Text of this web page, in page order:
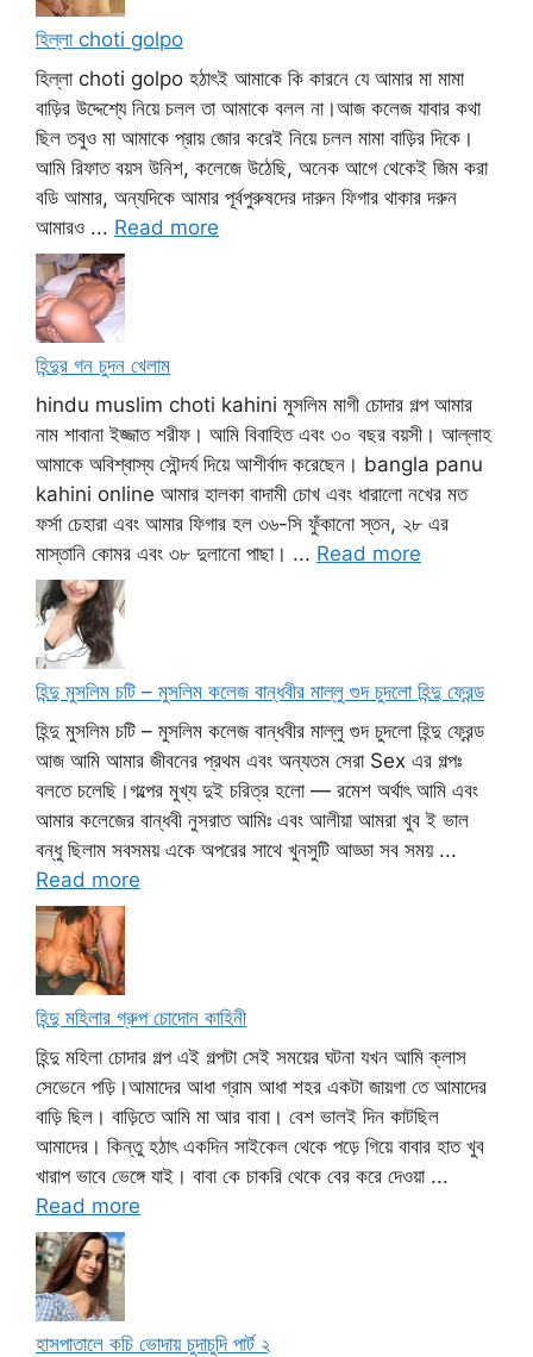
হিল্লা choti golpo
হিল্লা choti golpo হঠাৎই আমাকে কি কারনে যে আমার মা মামা
বাড়ির উদ্দেশ্যে নিয়ে চলল তা আমাকে বলল না।আজ কলেজ যাবার কথা
ছিল তবুও মা আমাকে প্রায় জোর করেই নিয়ে চলল মামা বাড়ির দিকে।
আমি রিফাত বয়স উনিশ, কলেজে উঠেছি, অনেক আগে থেকেই জিম করা
বডি আমার, অন্যদিকে আমার পূর্বপুরুষদের দারুন ফিগার থাকার দরুন
আমারও ... Read more
হিন্দুর গন চুদন খেলাম
hindu muslim choti kahini মুসলিম মাগী চোদার গল্প আমার
নাম শাবানা ইজ্জাত শরীফ। আমি বিবাহিত এবং ৩০ বছর বয়সী। আল্লাহ
আমাকে অবিশ্বাস্য সৌন্দর্য দিয়ে আশীর্বাদ করেছেন। bangla panu
kahini online আমার হালকা বাদামী চোখ এবং ধারালো নখের মত
ফর্সা চেহারা এবং আমার ফিগার হল ৩৬-সি ফুঁকানো স্তন, ২৮ এর
মাস্তানি কোমর এবং ৩৮ দুলানো পাছা। ... Read more
হিন্দু মুসলিম চটি – মুসলিম কলেজ বান্ধবীর মাল্লু গুদ চুদলো হিন্দু ফ্রেন্ড
হিন্দু মুসলিম চটি – মুসলিম কলেজ বান্ধবীর মাল্লু গুদ চুদলো হিন্দু ফ্রেন্ড
আজ আমি আমার জীবনের প্রথম এবং অন্যতম সেরা Sex এর গল্পঃ
বলতে চলেছি।গল্পের মুখ্য দুই চরিত্র হলো — রমেশ অর্থাৎ আমি এবং
আমার কলেজের বান্ধবী নুসরাত আমিঃ এবং আলীয়া আমরা খুব ই ভাল
বন্ধু ছিলাম সবসময় একে অপরের সাথে খুনসুটি আড্ডা সব সময় ...
Read more
হিন্দু মহিলার গ্রুপ চোদোন কাহিনী
হিন্দু মহিলা চোদার গল্প এই গল্পটা সেই সময়ের ঘটনা যখন আমি ক্লাস
সেভেনে পড়ি।আমাদের আধা গ্রাম আধা শহর একটা জায়গা তে আমাদের
বাড়ি ছিল। বাড়িতে আমি মা আর বাবা। বেশ ভালই দিন কাটছিল
আমাদের। কিন্তু হঠাৎ একদিন সাইকেল থেকে পড়ে গিয়ে বাবার হাত খুব
খারাপ ভাবে ভেঙ্গে যাই। বাবা কে চাকরি থেকে বের করে দেওয়া ...
Read more
হাসপাতালে কচি ভোদায় চুদাচুদি পার্ট ২